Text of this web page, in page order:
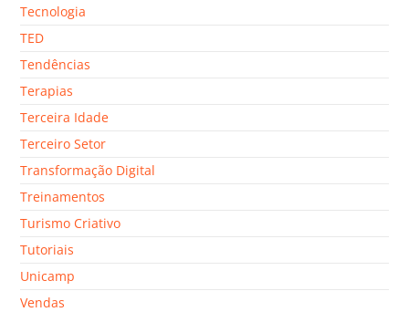
Tecnologia
TED
Tendências
Terapias
Terceira Idade
Terceiro Setor
Transformação Digital
Treinamentos
Turismo Criativo
Tutoriais
Unicamp
Vendas